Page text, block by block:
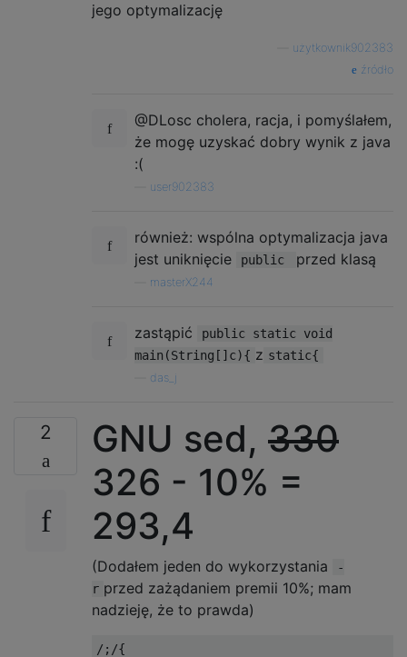
jego optymalizację
użytkownik902383
źródło
@DLosc cholera, racja, i pomyślałem,
że mogę uzyskać dobry wynik z java
:(
user902383
również: wspólna optymalizacja java
jest uniknięcie
public przed klasą
masterX244
zastąpić
public static void
main(String[]c){ z static{
das_j
2 GNU sed, 330
326 - 10% =
293,4
(Dodałem jeden do wykorzystania
-
r przed zażądaniem premii 10%; mam
nadzieję, że to prawda)
/;/{